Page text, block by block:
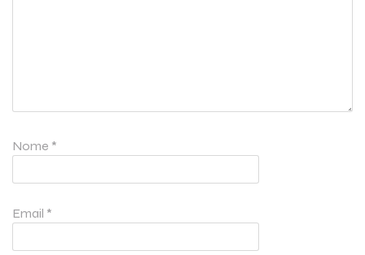
Nome *
Email *